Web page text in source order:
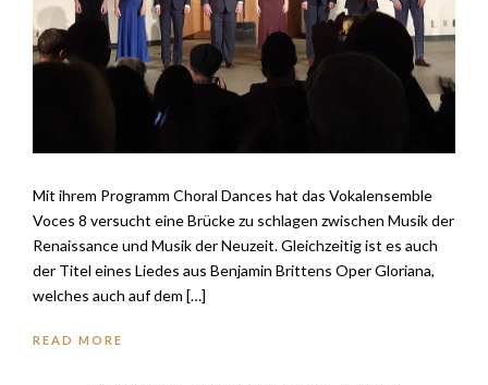
Mit ihrem Programm Choral Dances hat das Vokalensemble
Voces 8 versucht eine Brücke zu schlagen zwischen Musik der
Renaissance und Musik der Neuzeit. Gleichzeitig ist es auch
der Titel eines Liedes aus Benjamin Brittens Oper Gloriana,
welches auch auf dem […]
READ MORE